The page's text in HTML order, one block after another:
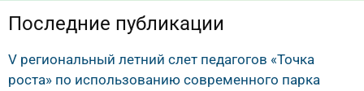
Последние публикации
V региональный летний слет педагогов «Точка
роста» по использованию современного парка